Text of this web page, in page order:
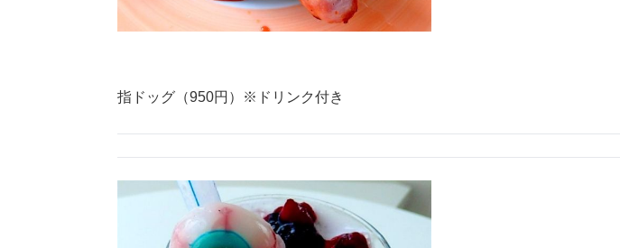
指ドッグ（950円）※ドリンク付き